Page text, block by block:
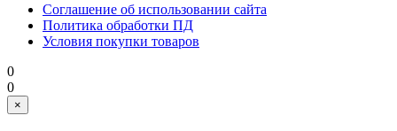
Соглашение об использовании сайта
Политика обработки ПД
Условия покупки товаров
0
0
×